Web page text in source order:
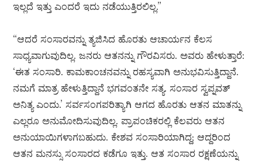
ಇಲ್ಲದೆ ಇತ್ತು ಎಂದರೆ ಇದು ನಡೆಯುತ್ತಿರಲಿಲ್ಲ.”
“ಆದರೆ ಸಂಸಾರವನ್ನು ತ್ಯಜಿಸಿದ ಹೊರತು ಆಚಾರ್ಯನ ಕೆಲಸ
ಸಾಧ್ಯವಾಗುವುದಿಲ್ಲ. ಜನರು ಆತನನ್ನು ಗೌರವಿಸರು. ಅವರು ಹೇಳುತ್ತಾರೆ:
‘ಈತ ಸಂಸಾರಿ. ಕಾಮಕಾಂಚನವನ್ನು ರಹಸ್ಯವಾಗಿ ಅನುಭವಿಸುತ್ತಿದ್ದಾನೆ.
ನಮಗೆ ಮಾತ್ರ ಹೇಳುತ್ತಿದ್ದಾನೆ ಭಗವಂತನೇ ಸತ್ಯ. ಸಂಸಾರ ಸ್ವಪ್ನವತ್
ಅನಿತ್ಯ ಎಂದು.’ ಸರ್ವಸಂಗಪರಿತ್ಯಾಗಿ ಆಗದ ಹೊರತು ಆತನ ಮಾತನ್ನು
ಎಲ್ಲರೂ ಅನುಮೋದಿಸುವುದಿಲ್ಲ. ಪ್ರಾಪಂಚಿಕರಲ್ಲಿ ಕೆಲವರು ಆತನ
ಅನುಯಾಯಿಗಳಾಗಬಹುದು. ಕೇಶವ ಸಂಸಾರಿಯಾಗಿದ್ದ; ಆದ್ದರಿಂದ
ಆತನ ಮನಸ್ಸು ಸಂಸಾರದ ಕಡೆಗೂ ಇತ್ತು. ಆತ ಸಂಸಾರ ರಕ್ಷಣೆಯನ್ನು